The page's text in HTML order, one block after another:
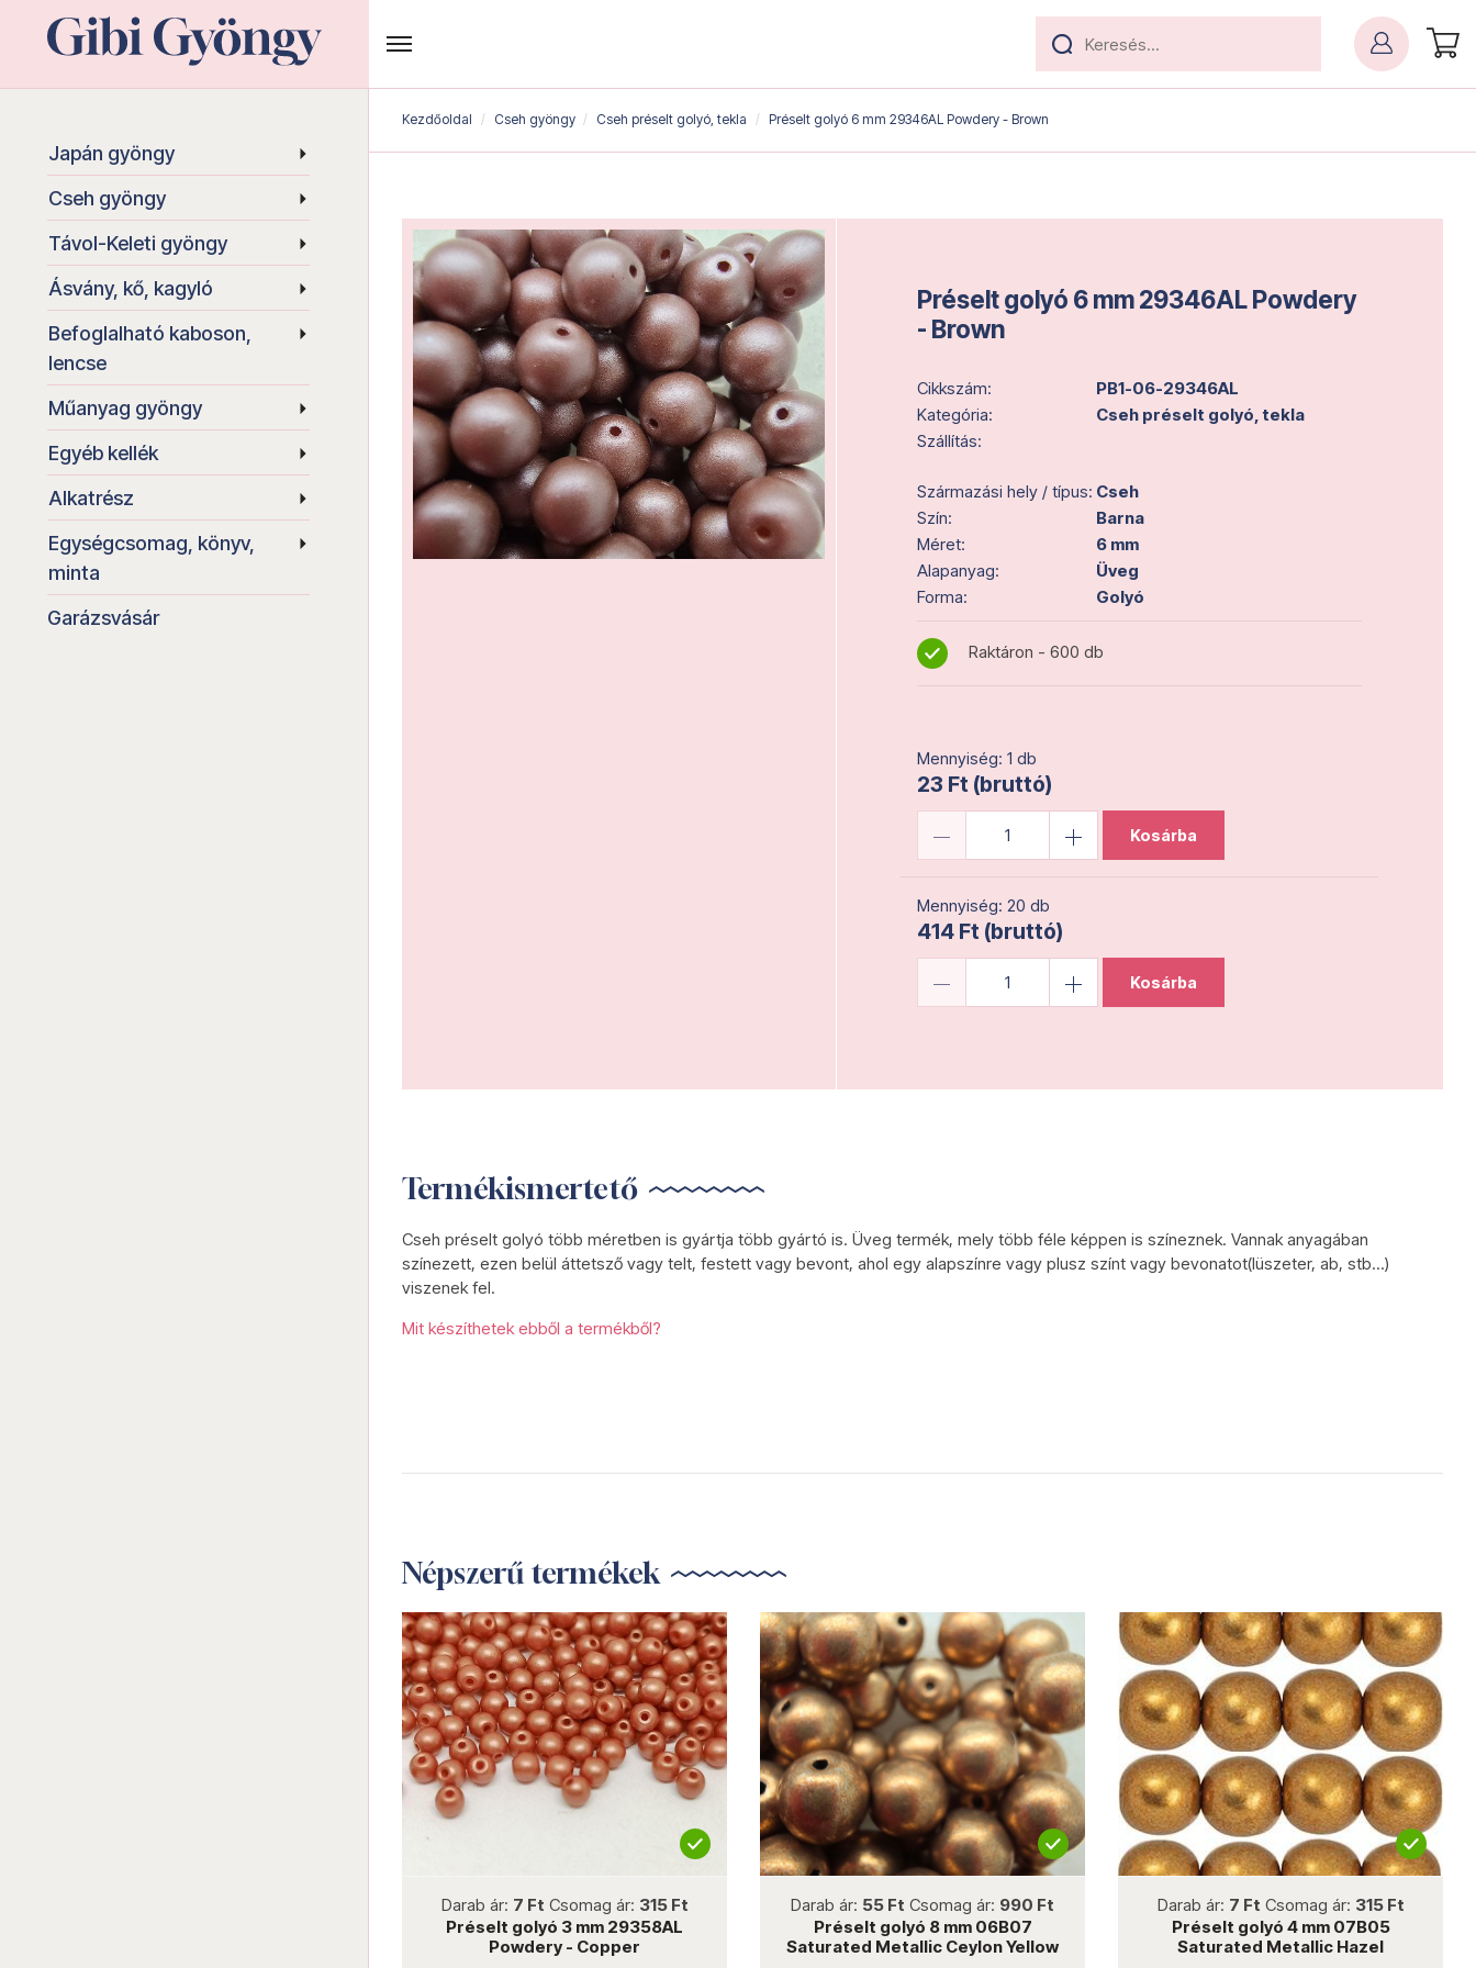
Japán gyöngy
Cseh gyöngy
Távol-Keleti gyöngy
Ásvány, kő, kagyló
Befoglalható kaboson,
lencse
Műanyag gyöngy
Egyéb kellék
Alkatrész
Egységcsomag, könyv,
minta
Garázsvásár
Kezdőoldal Cseh gyöngy Cseh préselt golyó, tekla Préselt golyó 6 mm 29346AL Powdery - Brown
Préselt golyó 6 mm 29346AL Powdery
- Brown
Cikkszám:
PB1-06-29346AL
Kategória:
Cseh préselt golyó, tekla
Szállítás:
Származási hely / típus: Cseh
Szín:
Barna
Méret:
6 mm
Alapanyag:
Üveg
Forma:
Golyó
Raktáron - 600 db
Mennyiség: 1 db
23 Ft (bruttó)
Kosárba
Mennyiség: 20 db
414 Ft (bruttó)
Kosárba
Termékismertető
Cseh préselt golyó több méretben is gyártja több gyártó is. Üveg termék, mely több féle képpen is színeznek. Vannak anyagában
színezett, ezen belül áttetsző vagy telt, festett vagy bevont, ahol egy alapszínre vagy plusz színt vagy bevonatot(lüszeter, ab, stb...)
viszenek fel.
Mit készíthetek ebből a termékből?
Népszerű termékek
Darab ár: 7 Ft Csomag ár: 315 Ft
Préselt golyó 3 mm 29358AL
Powdery - Copper
Darab ár: 55 Ft Csomag ár: 990 Ft
Préselt golyó 8 mm 06B07
Saturated Metallic Ceylon Yellow
Darab ár: 7 Ft Csomag ár: 315 Ft
Préselt golyó 4 mm 07B05
Saturated Metallic Hazel